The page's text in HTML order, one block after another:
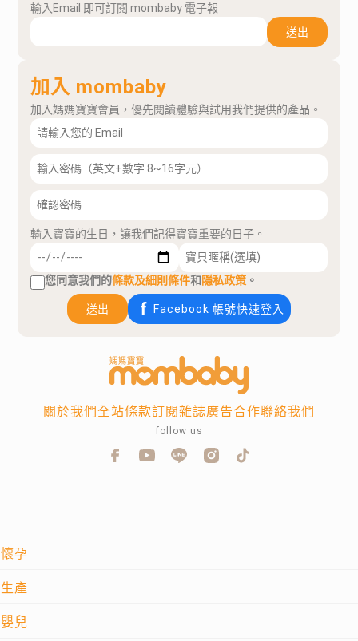
輸入Email 即可訂閱 mombaby 電子報
送出
加入 mombaby
加入媽媽寶寶會員，優先閱讀體驗與試用我們提供的產品。
輸入寶寶的生日，讓我們記得寶寶重要的日子。
您同意我們的條款及細則條件和隱私政策 。
送出 Facebook 帳號快速登入
懷孕
生產
嬰兒
關於我們全站條款訂閱雜誌廣告合作聯絡我們
follow us